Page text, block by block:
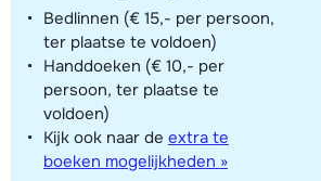
Bedlinnen (€ 15,- per persoon,
ter plaatse te voldoen)
Handdoeken (€ 10,- per
persoon, ter plaatse te
voldoen)
Kijk ook naar de extra te
boeken mogelijkheden »